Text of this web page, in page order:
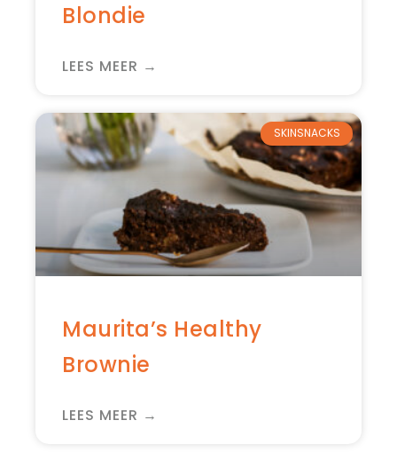
Blondie
LEES MEER →
SKINSNACKS
Maurita’s Healthy
Brownie
LEES MEER →